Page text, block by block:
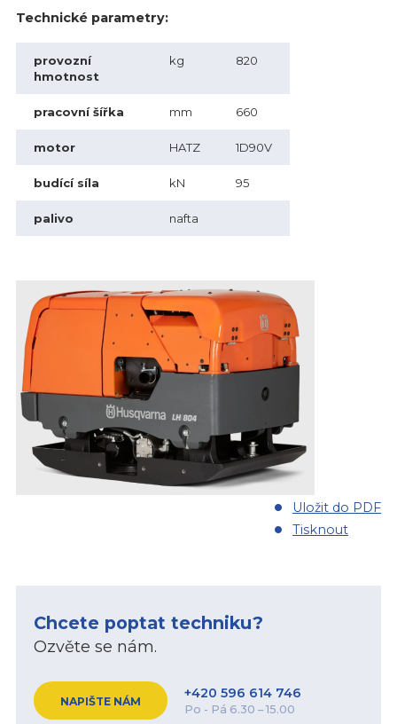
Technické parametry:
provozní
hmotnost
kg 820
pracovní šířka mm 660
motor HATZ 1D90V
budící síla kN 95
palivo nafta
Uložit do PDF
Tisknout
Chcete poptat techniku?
Ozvěte se nám.
NAPIŠTE NÁM
+420 596 614 746
Po - Pá 6.30 – 15.00